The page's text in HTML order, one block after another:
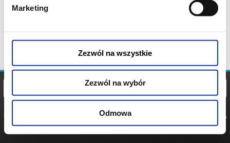
Marketing
Zezwól na wszystkie
Zezwól na wybór
Odmowa
POLITYKA
POLITYKA